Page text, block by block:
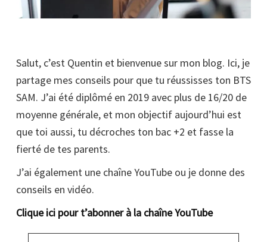
Salut, c’est Quentin et bienvenue sur mon blog. Ici, je
partage mes conseils pour que tu réussisses ton BTS
SAM. J’ai été diplômé en 2019 avec plus de 16/20 de
moyenne générale, et mon objectif aujourd’hui est
que toi aussi, tu décroches ton bac +2 et fasse la
fierté de tes parents.
J’ai également une chaîne YouTube ou je donne des
conseils en vidéo.
Clique ici pour t’abonner à la chaîne YouTube